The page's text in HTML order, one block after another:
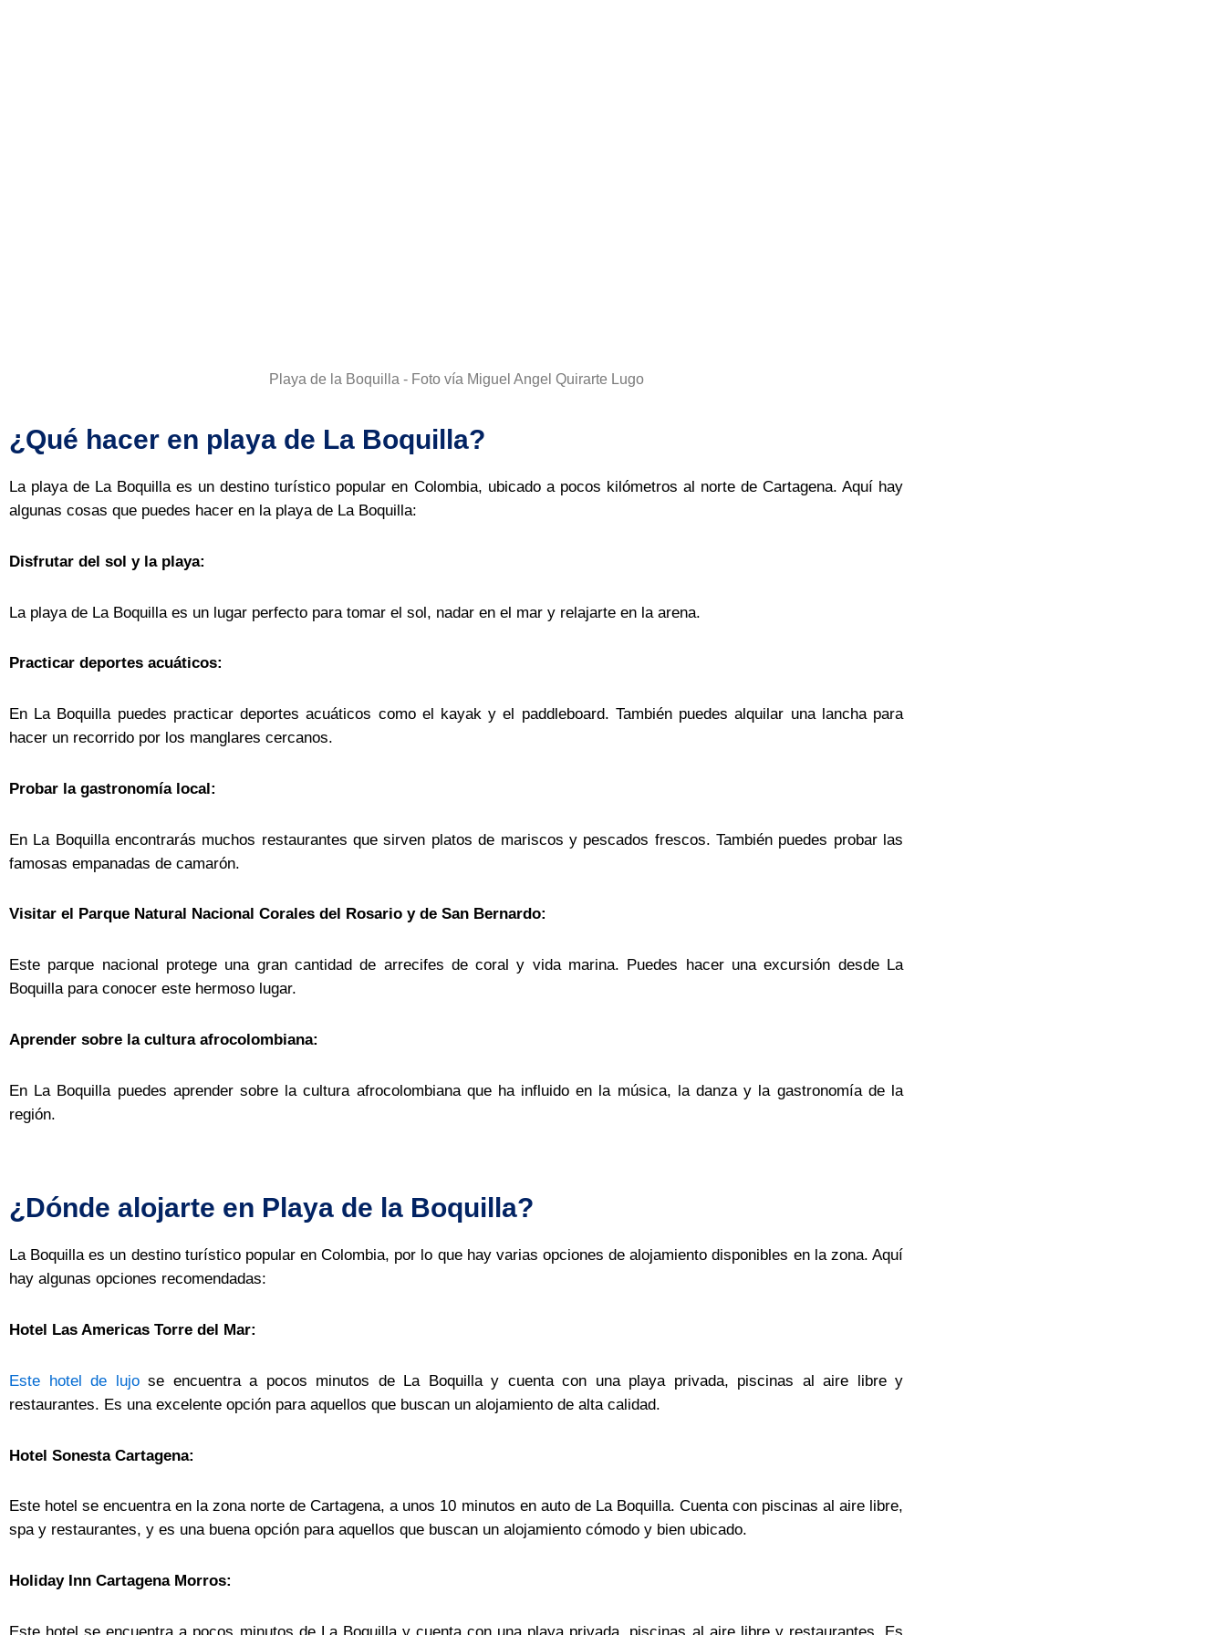
Playa de la Boquilla - Foto vía Miguel Angel Quirarte Lugo
¿Qué hacer en playa de La Boquilla?
La playa de La Boquilla es un destino turístico popular en Colombia, ubicado a pocos kilómetros al norte de Cartagena. Aquí hay
algunas cosas que puedes hacer en la playa de La Boquilla:
Disfrutar del sol y la playa:
La playa de La Boquilla es un lugar perfecto para tomar el sol, nadar en el mar y relajarte en la arena.
Practicar deportes acuáticos:
En La Boquilla puedes practicar deportes acuáticos como el kayak y el paddleboard. También puedes alquilar una lancha para
hacer un recorrido por los manglares cercanos.
Probar la gastronomía local:
En La Boquilla encontrarás muchos restaurantes que sirven platos de mariscos y pescados frescos. También puedes probar las
famosas empanadas de camarón.
Visitar el Parque Natural Nacional Corales del Rosario y de San Bernardo:
Este parque nacional protege una gran cantidad de arrecifes de coral y vida marina. Puedes hacer una excursión desde La
Boquilla para conocer este hermoso lugar.
Aprender sobre la cultura afrocolombiana:
En La Boquilla puedes aprender sobre la cultura afrocolombiana que ha influido en la música, la danza y la gastronomía de la
región.
¿Dónde alojarte en Playa de la Boquilla?
La Boquilla es un destino turístico popular en Colombia, por lo que hay varias opciones de alojamiento disponibles en la zona. Aquí
hay algunas opciones recomendadas:
Hotel Las Americas Torre del Mar:
Este hotel de lujose encuentra a pocos minutos de La Boquilla y cuenta con una playa privada, piscinas al aire libre y
restaurantes. Es una excelente opción para aquellos que buscan un alojamiento de alta calidad.
Hotel Sonesta Cartagena:
Este hotel se encuentra en la zona norte de Cartagena, a unos 10 minutos en auto de La Boquilla. Cuenta con piscinas al aire libre,
spa y restaurantes, y es una buena opción para aquellos que buscan un alojamiento cómodo y bien ubicado.
Holiday Inn Cartagena Morros: